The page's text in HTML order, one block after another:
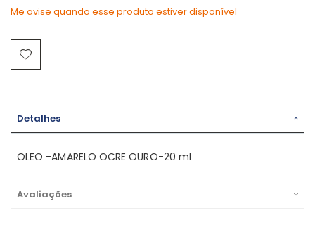
Me avise quando esse produto estiver disponível
Detalhes
OLEO -AMARELO OCRE OURO-20 ml
Avaliações